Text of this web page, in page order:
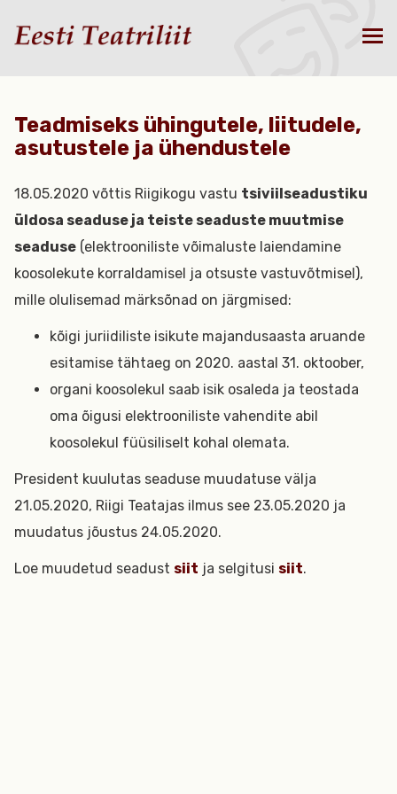
Teadmiseks ühingutele, liitudele,
asutustele ja ühendustele
18.05.2020 võttis Riigikogu vastu tsiviilseadustiku
üldosa seaduse ja teiste seaduste muutmise
seaduse (elektrooniliste võimaluste laiendamine
koosolekute korraldamisel ja otsuste vastuvõtmisel),
mille olulisemad märksõnad on järgmised:
kõigi juriidiliste isikute majandusaasta aruande
esitamise tähtaeg on 2020. aastal 31. oktoober,
organi koosolekul saab isik osaleda ja teostada
oma õigusi elektrooniliste vahendite abil
koosolekul füüsiliselt kohal olemata.
President kuulutas seaduse muudatuse välja
21.05.2020, Riigi Teatajas ilmus see 23.05.2020 ja
muudatus jõustus 24.05.2020.
Loe muudetud seadust siit ja selgitusi siit.